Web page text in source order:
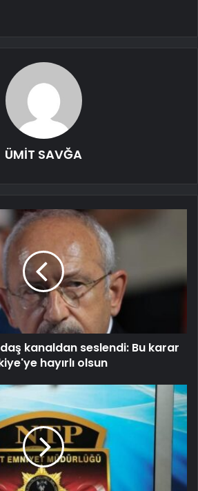
ÜMİT SAVĞA
kanaldan seslendi: Bu karar
hayırlı olsun